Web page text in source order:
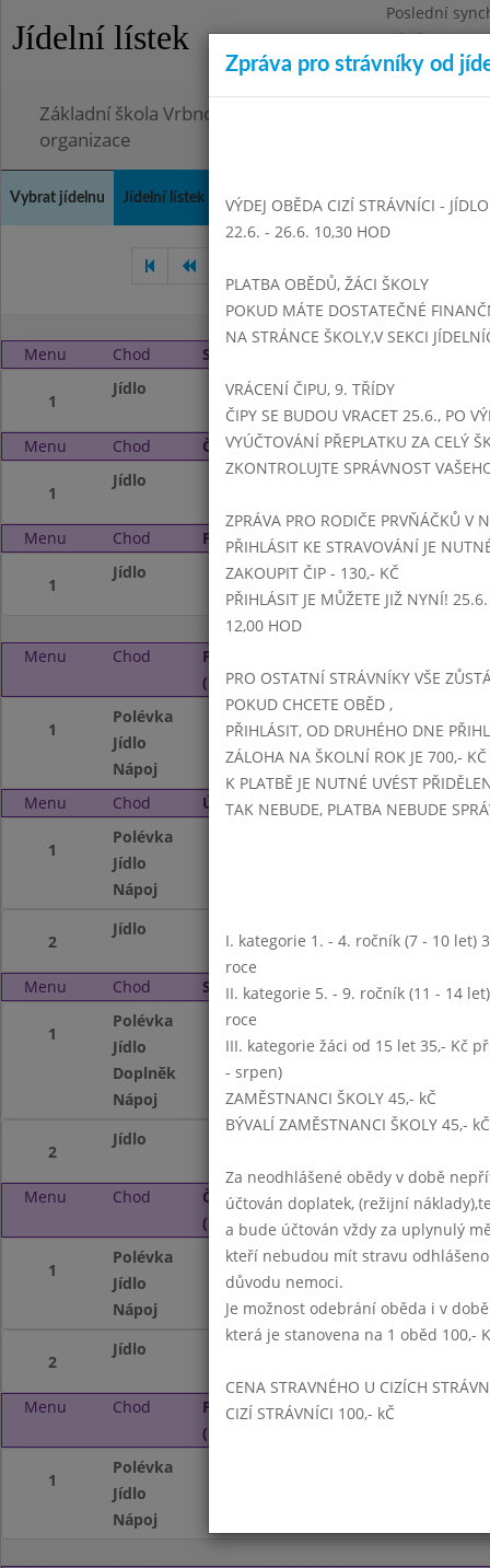
Jídelní lístek
Poslední
Pátek
Omezení
Základní škola Vrbno pod Pradědem, okres Bruntál,
organizace
Vybrat jídelnu Jídelní lístek Historie Kontakty a informace
Menu Chod Středa 1. 1. 2025 (11:15 - 14:00)
1
Jídlo NEVAŘÍ SE
Menu Chod Čtvrtek 2. 1. 2025 (11:15 - 14:00)
1
Jídlo NEVAŘÍ SE
Menu Chod Pátek 3. 1. 2025 (11:15 - 14:00)
1
Jídlo NEVAŘÍ SE
Menu Chod
Pondělí 6. 1. 2025
(11:15 - 14:00)
1
Polévka
Zeleninová
Jídlo
Vepřová plec na
Nápoj
Nápojový
Menu
Chod Úterý 7. 1. 2025 (11:15 - 14:00)
1
Polévka
Jídlo
Nápoj
2
Jídlo
Menu Chod Středa 8. 1. 2025 (11:15 - 14:00)
1
Polévka
Jídlo
Fazolový guláš,
Doplněk
Nápoj
Nápojový
2
Jídlo Kuskus, ryba na
Menu Chod
Čtvrtek 9. 1. 2025
(11:15 - 14:00)
1
Polévka
Kmínová s vejcem
Jídlo
Nápoj
Nápojový
2
Jídlo Pohádka mládí -
Menu Chod
Pátek 10. 1. 2025
(11:15 - 14:00)
1
Polévka
Jídlo
Nápoj
Zpráva pro strávníky od
VÝDEJ OBĚDA CIZÍ STRÁVNÍCI -
22.6. - 26.6. 10,30 HOD
PLATBA OBĚDŮ, ŽÁCI ŠKOLY
POKUD MÁTE DOSTATEČNÉ
NA STRÁNCE ŠKOLY,V SEKCI
VRÁCENÍ ČIPU, 9. TŘÍDY
ČIPY SE BUDOU VRACET 25.6., PO
VYÚČTOVÁNÍ PŘEPLATKU ZA CELÝ
ZKONTROLUJTE SPRÁVNOST
ZPRÁVA PRO RODIČE PRVŇÁČKŮ V
PŘIHLÁSIT KE STRAVOVÁNÍ JE
ZAKOUPIT ČIP - 130,- KČ
PŘIHLÁSIT JE MŮŽETE JIŽ NYNÍ!
12,00 HOD
PRO OSTATNÍ STRÁVNÍKY VŠE
POKUD CHCETE OBĚD ,
PŘIHLÁSIT, OD DRUHÉHO DNE
ZÁLOHA NA ŠKOLNÍ ROK JE 700,- KČ
K PLATBĚ JE NUTNÉ UVÉST
TAK NEBUDE, PLATBA NEBUDE
I. kategorie 1. - 4. ročník (7 - 10
roce
II. kategorie 5. - 9. ročník (11 - 14
roce
III. kategorie žáci od 15 let 35,- Kč
- srpen)
ZAMĚSTNANCI ŠKOLY 45,- kČ
BÝVALÍ ZAMĚSTNANCI ŠKOLY 45,- kČ
Za neodhlášené obědy v době
účtován doplatek, (režijní
a bude účtován vždy za uplynulý
kteří nebudou mít stravu
důvodu nemoci.
Je možnost odebrání oběda i v
která je stanovena na 1 oběd 100,-
CENA STRAVNÉHO U CIZÍCH
CIZÍ STRÁVNÍCI 100,- kČ